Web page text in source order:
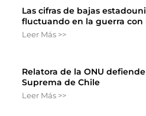
Las cifras de bajas
fluctuando en la guerra con
Leer Más >>
Relatora de la ONU
Suprema de Chile
Leer Más >>